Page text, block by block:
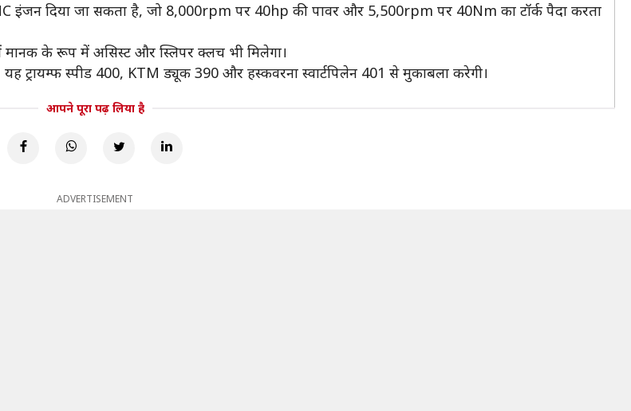
इंजन दिया जा सकता है, जो 8,000rpm पर 40hp की पावर और 5,500rpm पर 40Nm का टॉर्क पैदा करता
मानक के रूप में असिस्ट और स्लिपर क्लच भी मिलेगा।
स्पीड 400, KTM ड्यूक 390 और हस्कवरना स्वार्टपिलेन 401 से मुकाबला करेगी।
आपने पूरा पढ़ लिया है
ADVERTISEMENT